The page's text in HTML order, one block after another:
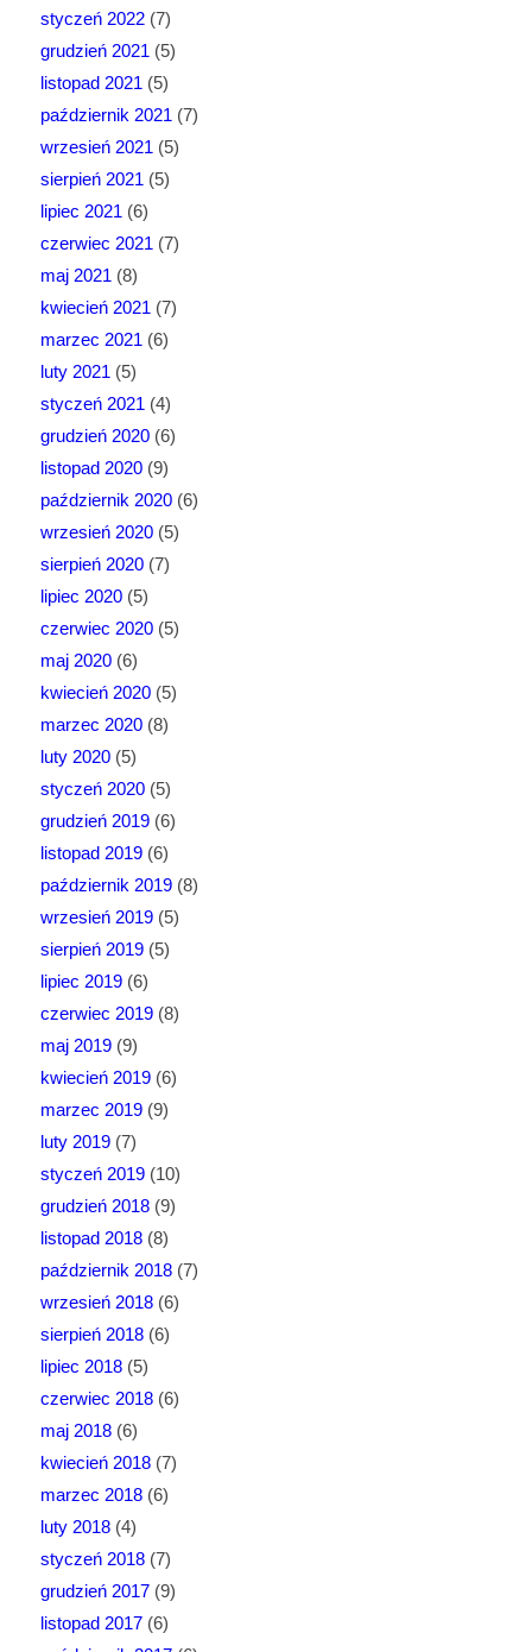
styczeń 2022(7)
grudzień 2021 (5)
listopad 2021 (5)
październik 2021 (7)
wrzesień 2021 (5)
sierpień 2021 (5)
lipiec 2021 (6)
czerwiec 2021 (7)
maj 2021 (8)
kwiecień 2021 (7)
marzec 2021 (6)
luty 2021 (5)
styczeń 2021 (4)
grudzień 2020(6)
listopad 2020(9)
październik 2020(6)
wrzesień 2020(5)
sierpień 2020(7)
lipiec 2020(5)
czerwiec 2020(5)
maj 2020(6)
kwiecień 2020(5)
marzec 2020(8)
luty 2020(5)
styczeń 2020(5)
grudzień 2019(6)
listopad 2019(6)
październik 2019(8)
wrzesień 2019(5)
sierpień 2019(5)
lipiec 2019(6)
czerwiec 2019(8)
maj 2019(9)
kwiecień 2019(6)
marzec 2019(9)
luty 2019(7)
styczeń 2019(10)
grudzień 2018(9)
listopad 2018(8)
październik 2018(7)
wrzesień 2018(6)
sierpień 2018(6)
lipiec 2018(5)
czerwiec 2018(6)
maj 2018(6)
kwiecień 2018(7)
marzec 2018(6)
luty 2018(4)
styczeń 2018(7)
grudzień 2017(9)
listopad 2017(6)